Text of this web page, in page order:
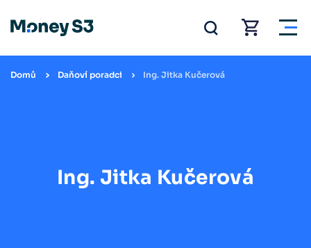
Domů Daňoví poradci Ing. Jitka Kučerová
Ing. Jitka Kučerová